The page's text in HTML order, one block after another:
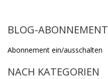
BLOG-ABONNEMENT
Abonnement ein/ausschalten
NACH KATEGORIEN